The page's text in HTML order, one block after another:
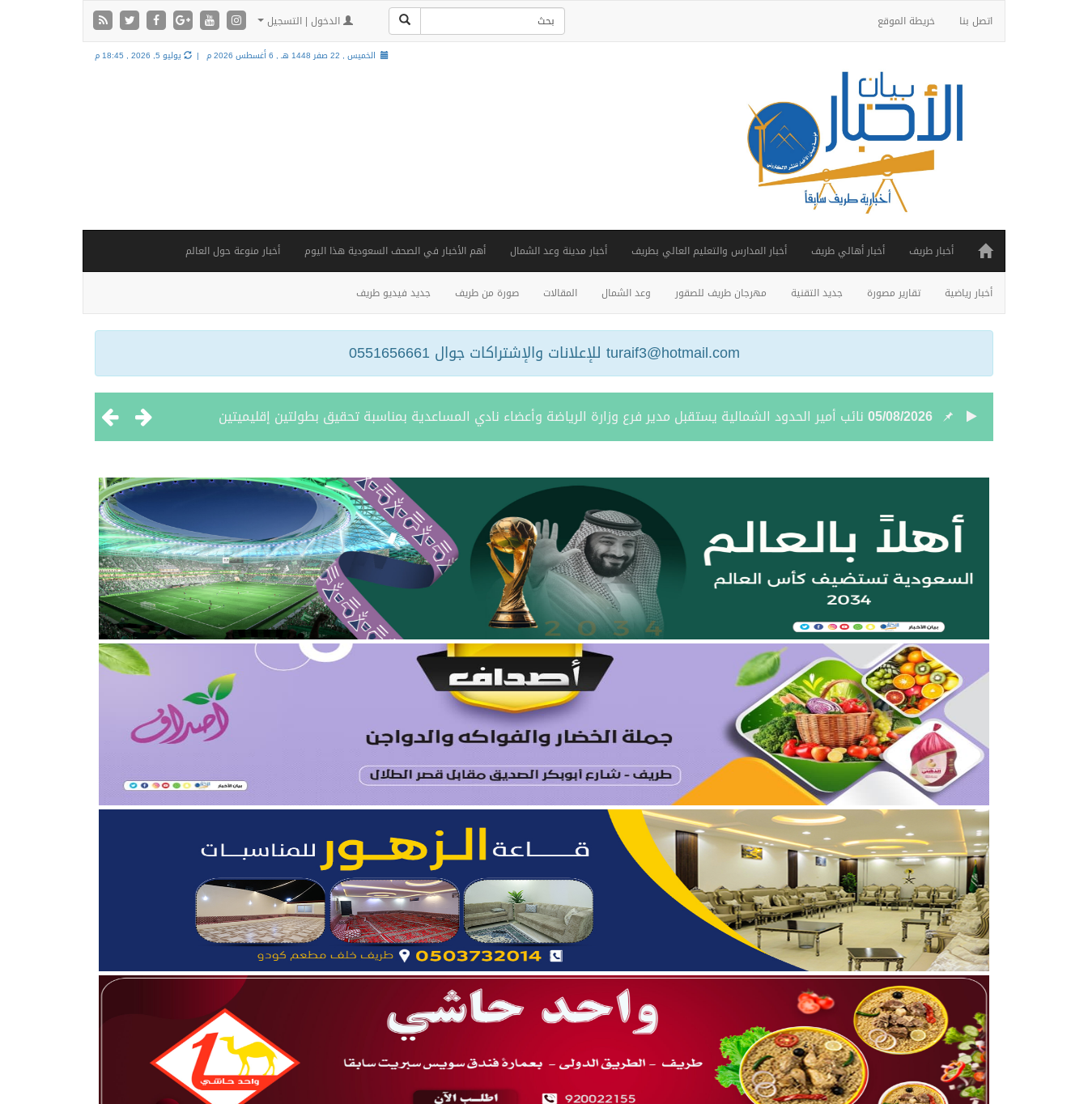
اتصل بنا خريطة الموقع الدخول | التسجيل
الخميس , 22 صفر 1448 هـ , 6 أغسطس 2026 م | يوليو 5, 2026 , 18:45 م
أخبار طريف أخبار أهالي طريف أخبار المدارس والتعليم العالي بطريف أخبار مدينة وعد الشمال أهم الأخبار في الصحف السعودية هذا اليوم أخبار منوعة حول العالم
أخبار رياضية تقارير مصورة جديد التقنية مهرجان طريف للصقور وعد الشمال المقالات صورة من طريف جديد فيديو طريف
turaif3@hotmail.com للإعلانات والإشتراكات جوال 0551656661
05/08/2026 نائب أمير الحدود الشمالية يستقبل مدير فرع وزارة الرياضة وأعضاء نادي المساعدية بمناسبة تحقيق بطولتين إقليميتين
04/08/2026
بالصور.. علي بن زيدان الشمري يحتفل بزواج ابنه “فواز”
بالصور.. محمد بن سعود رقاد الرويلي يحتفل بزواج ابنه “عمر”
04/08/2026تعيين الأستاذ ياسر بن حامد بن مدوح الحازمي عضوًا في مجلس منطقة الحدود الشمالية
04/08/2026
أمر سامٍ بتعيين حميد بن مران الرويلي عضوًا في مجلس منطقة الحدود الشمالية
04/08/2026نائب أمير الحدود الشمالية يطّلع على تقرير فرع صندوق تنمية الموارد البشرية بالمنطقة لعام 2025
04/08/2026برعاية أمير الحدود الشمالية.. نائب أمير المنطقة يدشّن فعاليات “صيفنا شمالي 2026”
03/08/2026جمعية مجيد لتحفيظ القرآن بطريف تعلن إحصائية الأسبوع الرابع من الدورة الصيفية “ربيع القلوب”
05/08/2026بالفيديو والصور .. نادي أيتام طريف ينظم برنامجًا قيميًا عن التعاون والعمل الجماعي